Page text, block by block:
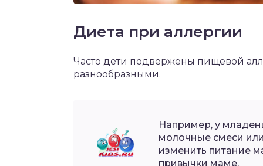
Диета при аллергии
Часто дети подвержены пищевой
разнообразными.
Например, у
молочные смеси
изменить питание
привычки маме.